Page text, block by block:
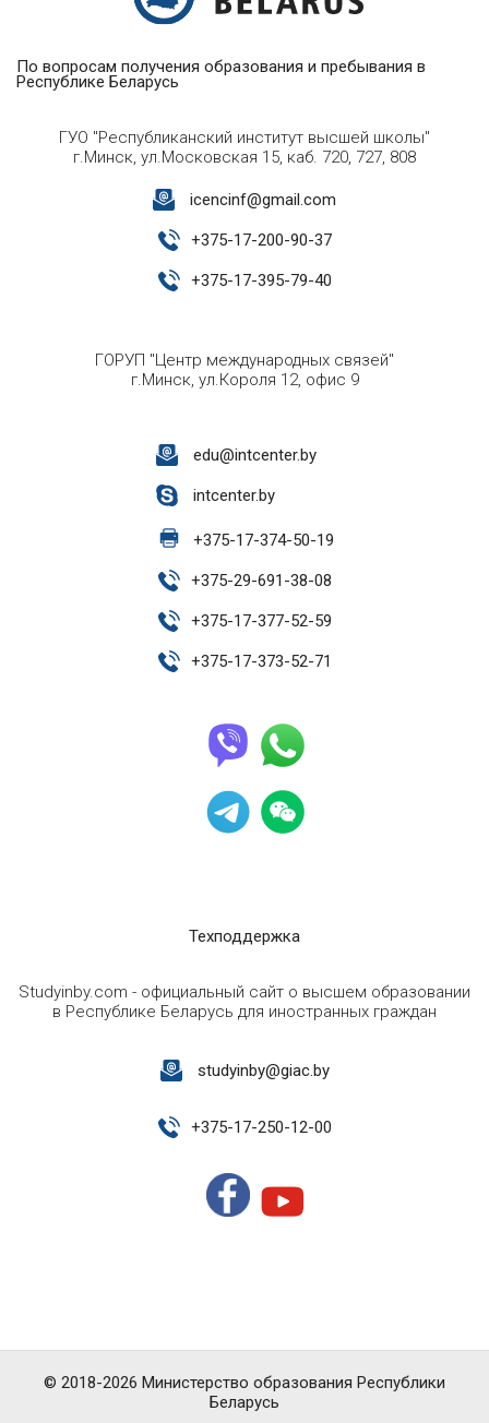
По вопросам получения образования и пребывания в
Республике Беларусь
ГУО "Республиканский институт высшей школы"
г.Минск, ул.Московская 15, каб. 720, 727, 808
icencinf@gmail.com
+375-17-200-90-37
+375-17-395-79-40
ГОРУП "Центр международных связей"
г.Минск, ул.Короля 12, офис 9
edu@intcenter.by
intcenter.by
+375-17-374-50-19
+375-29-691-38-08
+375-17-377-52-59
+375-17-373-52-71
Техподдержка
Studyinby.com - официальный сайт о высшем образовании
в Республике Беларусь для иностранных граждан
studyinby@giac.by
+375-17-250-12-00
© 2018-2026 Министерство образования Республики
Беларусь